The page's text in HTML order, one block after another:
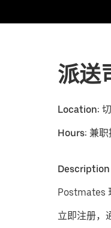
派送
Location:
Hours: 兼
Description
Postmates
立即注册，